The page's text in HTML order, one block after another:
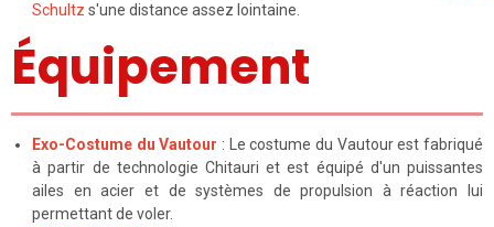
Schultz s'une distance assez lointaine.
Équipement
Exo-Costume du Vautour : Le costume du Vautour est fabriqué
à partir de technologie Chitauri et est équipé d'un puissantes
ailes en acier et de systèmes de propulsion à réaction lui
permettant de voler.